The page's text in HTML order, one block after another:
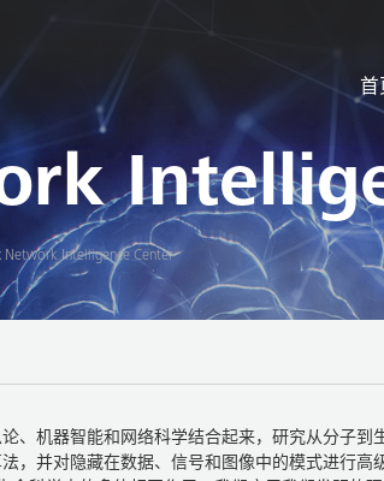
首
Network Intelligence Center
、机器智能和网络科学结合起来，研究从分子
，并对隐藏在数据、信号和图像中的模式进行